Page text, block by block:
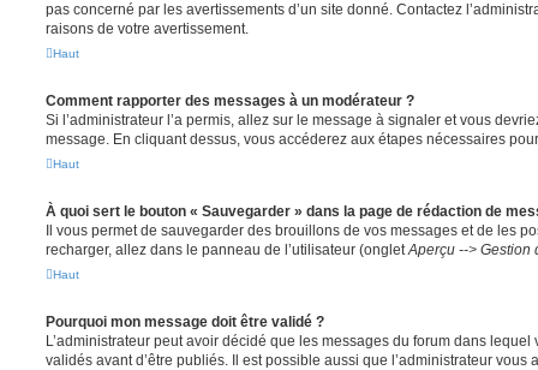
pas concerné par les avertissements d’un site donné. Contactez
raisons de votre avertissement.
Haut
Comment rapporter des messages à un modérateur ?
Si l’administrateur l’a permis, allez sur le message à signaler et vous
message. En cliquant dessus, vous accéderez aux étapes nécessaires
Haut
À quoi sert le bouton « Sauvegarder » dans la page de rédaction de
Il vous permet de sauvegarder des brouillons de vos messages et de les
recharger, allez dans le panneau de l’utilisateur (ongletAperçu --> Gestion
Haut
Pourquoi mon message doit être validé ?
L’administrateur peut avoir décidé que les messages du forum dans lequel
validés avant d’être publiés. Il est possible aussi que l’administrateur vous